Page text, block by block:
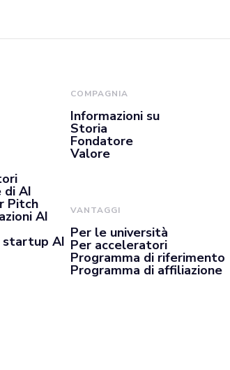
AI
Pitch
AI
startup AI
COMPAGNIA
Informazioni su
Storia
Fondatore
Valore
VANTAGGI
Per le università
Per acceleratori
Programma di riferimento
Programma di affiliazione